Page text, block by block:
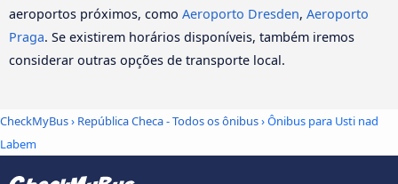
aeroportos próximos, como Aeroporto Dresden, Aeroporto
Praga. Se existirem horários disponíveis, também iremos
considerar outras opções de transporte local.
CheckMyBus› República Checa - Todos os ônibus› Ônibus para Usti nad
Labem